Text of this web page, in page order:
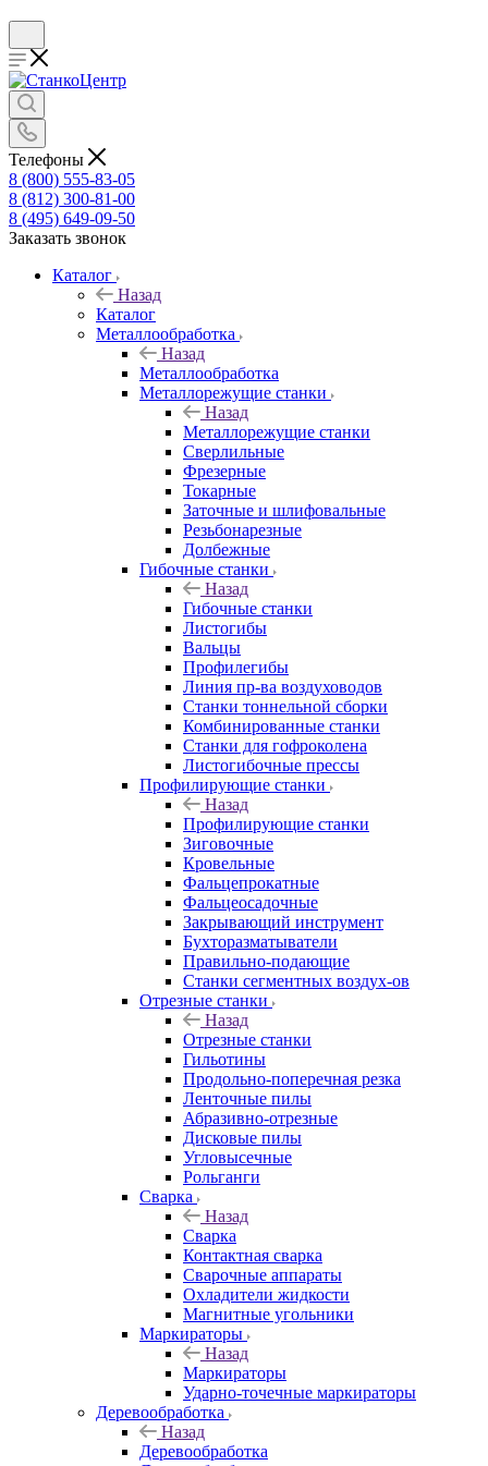
Телефоны
8 (800) 555-83-05
8 (812) 300-81-00
8 (495) 649-09-50
Заказать звонок
Каталог
Назад
Каталог
Металлообработка
Назад
Металлообработка
Металлорежущие станки
Назад
Металлорежущие станки
Сверлильные
Фрезерные
Токарные
Заточные и шлифовальные
Резьбонарезные
Долбежные
Гибочные станки
Назад
Гибочные станки
Листогибы
Вальцы
Профилегибы
Линия пр-ва воздуховодов
Станки тоннельной сборки
Комбинированные станки
Станки для гофроколена
Листогибочные прессы
Профилирующие станки
Назад
Профилирующие станки
Зиговочные
Кровельные
Фальцепрокатные
Фальцеосадочные
Закрывающий инструмент
Бухторазматыватели
Правильно-подающие
Станки сегментных воздух-ов
Отрезные станки
Назад
Отрезные станки
Гильотины
Продольно-поперечная резка
Ленточные пилы
Абразивно-отрезные
Дисковые пилы
Угловысечные
Рольганги
Сварка
Назад
Сварка
Контактная сварка
Сварочные аппараты
Охладители жидкости
Магнитные угольники
Маркираторы
Назад
Маркираторы
Ударно-точечные маркираторы
Деревообработка
Назад
Деревообработка